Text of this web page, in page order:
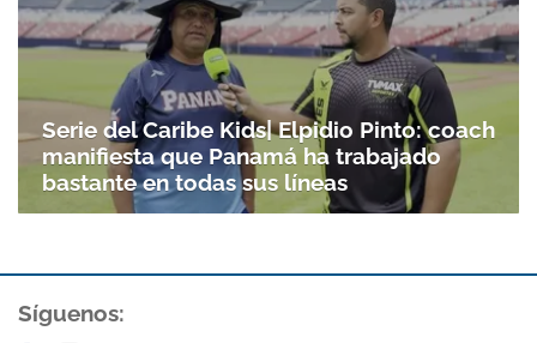
Serie del Caribe Kids| Elpidio Pinto: coach
manifiesta que Panamá ha trabajado
bastante en todas sus líneas
Síguenos: